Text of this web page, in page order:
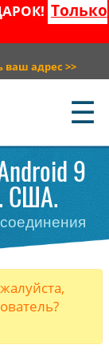
Только
ваш адрес >>
☰
9
США.